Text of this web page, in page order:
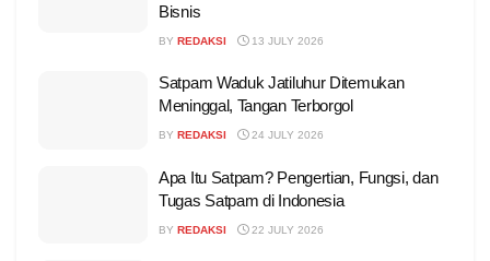
Bisnis
BY REDAKSI 13 JULY 2026
Satpam Waduk Jatiluhur Ditemukan
Meninggal, Tangan Terborgol
BY REDAKSI 24 JULY 2026
Apa Itu Satpam? Pengertian, Fungsi, dan
Tugas Satpam di Indonesia
BY REDAKSI 22 JULY 2026